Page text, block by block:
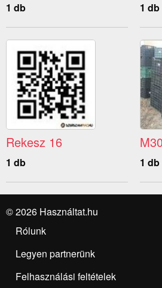
1 db 1 db
Rekesz 16
1 db 1 db
© 2026 Használtat.hu
Rólunk
Legyen partnerünk
Felhasználási feltételek